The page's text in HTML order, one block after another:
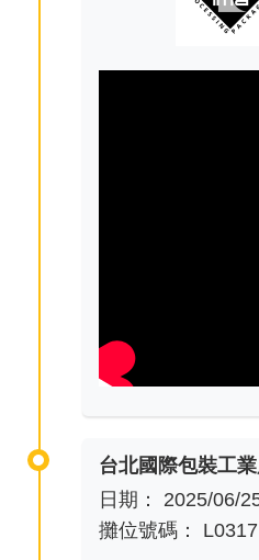
台北國際包裝工
日期： 2025/06/
攤位號碼： L0317